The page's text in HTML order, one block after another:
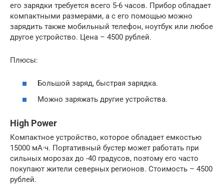
его зарядки требуется всего 5-6 часов. Прибор обладает
компактными размерами, а с его помощью можно
зарядить также мобильный телефон, ноутбук или любое
другое устройство. Цена – 4500 рублей.
Плюсы:
Большой заряд, быстрая зарядка.
Можно заряжать другие устройства.
High Power
Компактное устройство, которое обладает емкостью
15000 мА∙ч. Портативный бустер может работать при
сильных морозах до -40 градусов, поэтому его часто
покупают жители северных регионов. Стоимость – 4500
рублей.